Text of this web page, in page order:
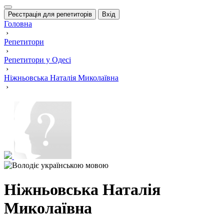
Реєстрація для репетиторів Вхід
Головна
›
Репетитори
›
Репетитори у Одесі
›
Ніжньовська Наталія Миколаївна
›
Ніжньовська Наталія
Миколаївна